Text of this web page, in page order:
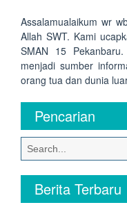
Assalamualaikum wr
Allah SWT. Kami
SMAN 15
menjadi sumber
orang tua dan dunia
Pencarian
Berita Terbaru